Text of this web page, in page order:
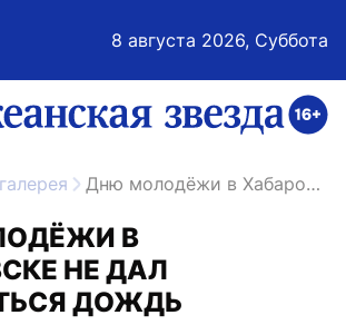
8 августа 2026, Суббота
ссылка на главную
Дню молодёжи в Хабаровске не дал разгуляться дождь
В
НЕ ДАЛ
ДОЖДЬ